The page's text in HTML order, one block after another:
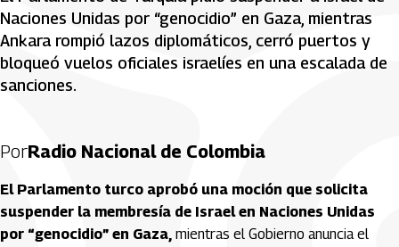
Naciones Unidas por “genocidio” en Gaza, mientras
Ankara rompió lazos diplomáticos, cerró puertos y
bloqueó vuelos oficiales israelíes en una escalada de
sanciones.
PorRadio Nacional de Colombia
El Parlamento turco aprobó una moción que solicita
suspender la membresía de Israel en Naciones Unidas
por “genocidio” en Gaza, mientras el Gobierno anuncia el